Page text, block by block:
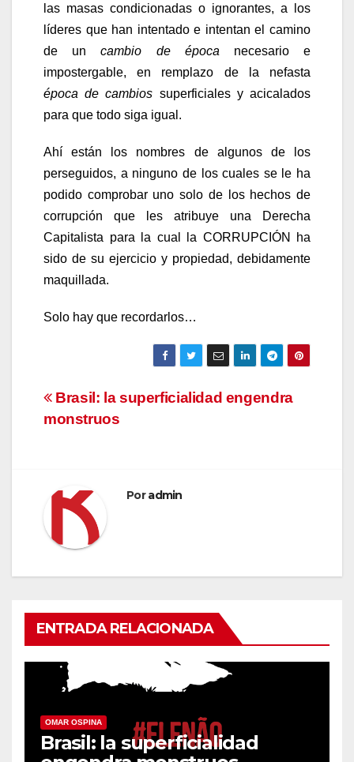
las masas condicionadas o ignorantes, a los
líderes que han intentado e intentan el camino
de uncambio de época necesario e
impostergable, en remplazo de la nefasta
época de cambios superficiales y acicalados
para que todo siga igual.
Ahí están los nombres de algunos de los
perseguidos, a ninguno de los cuales se le ha
podido comprobar uno solo de los hechos de
corrupción que les atribuye una Derecha
Capitalista para la cual la CORRUPCIÓN ha
sido de su ejercicio y propiedad, debidamente
maquillada.
Solo hay que recordarlos…
Navegación
de
Brasil: la superficialidad engendra
monstruos
Poradmin
ENTRADA RELACIONADA
OMAR OSPINA
Brasil: la superficialidad